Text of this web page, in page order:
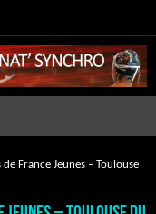
France Jeunes – Toulouse